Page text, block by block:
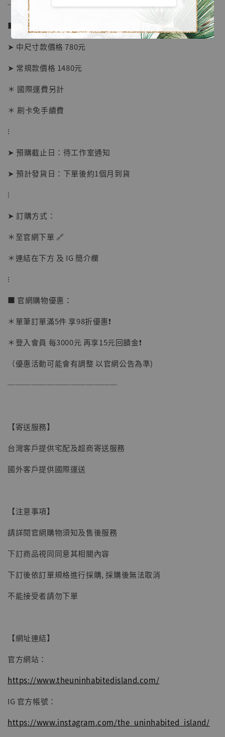
NT$ 1,870
【現貨】BJSTUDIO 1/6系列可動蒐藏人偶 讓
NT$ 5,300
──────────────
■ 販售資訊 (NT$)：
➤ 中尺寸款價格 780元
➤ 常規款價格 1480元
＊ 國際運費另計
＊ 刷卡免手續費
⁝
➤ 預購截止日：待工作室通知
➤ 預計發貨日：下單後約1個月到貨
⁝
➤ 訂購方式：
＊至官網下單 🔗
＊連結在下方 及 IG 簡介欄
⁝
■ 官網購物優惠：
＊單筆訂單滿5件 享98折優惠❗️
＊登入會員 每3000元 再享15元回饋金❗️
（優惠活動可能會有調整 以官網公告為準)
──────────────
【寄送服務】
台灣客戶提供宅配及超商寄送服務
國外客戶提供國際運送
【注意事項】
請詳閱官網購物須知及售後服務
下訂商品視同同意其相關內容
下訂後依訂單規格進行採購, 採購後無法取消
不能接受者請勿下單
【網址連結】
官方網站：
https://www.theuninhabitedisland.com/
IG 官方帳號：
https://www.instagram.com/the_uninhabited_island/